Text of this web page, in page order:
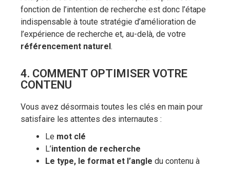
fonction de l’intention de recherche est donc l’étape
indispensable à toute stratégie d’amélioration de
l’expérience de recherche et, au-delà, de votre
référencement naturel.
4. COMMENT OPTIMISER VOTRE
CONTENU
Vous avez désormais toutes les clés en main pour
satisfaire les attentes des internautes :
Le mot clé
L’intention de recherche
Le type, le format et l’angle du contenu à